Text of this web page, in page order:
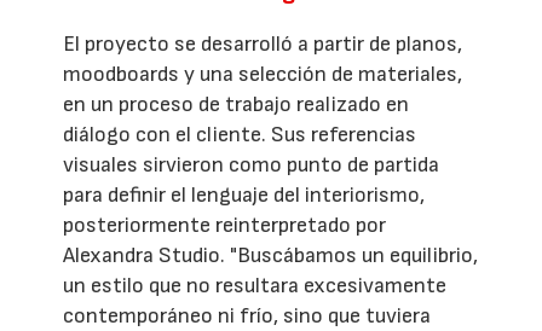
El proyecto se desarrolló a partir de planos,
moodboards y una selección de materiales,
en un proceso de trabajo realizado en
diálogo con el cliente. Sus referencias
visuales sirvieron como punto de partida
para definir el lenguaje del interiorismo,
posteriormente reinterpretado por
Alexandra Studio. "Buscábamos un equilibrio,
un estilo que no resultara excesivamente
contemporáneo ni frío, sino que tuviera